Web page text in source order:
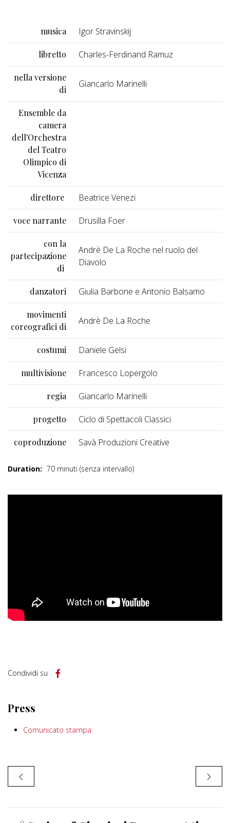
musica Igor Stravinskij
libretto Charles-Ferdinand Ramuz
nella versione
di
Giancarlo Marinelli
Ensemble da
camera
dell'Orchestra
del Teatro
Olimpico di
Vicenza
direttore Beatrice Venezi
voce narrante Drusilla Foer
con la
partecipazione
di
Andrè De La Roche nel ruolo del
Diavolo
danzatori Giulia Barbone e Antonio Balsamo
movimenti
coreografici di
Andrè De La Roche
costumi Daniele Gelsi
multivisione Francesco Lopergolo
regia Giancarlo Marinelli
progetto Ciclo di Spettacoli Classici
coproduzione Savà Produzioni Creative
Duration: 70 minuti (senza intervallo)
Condividi su
Press
Comunicato stampa